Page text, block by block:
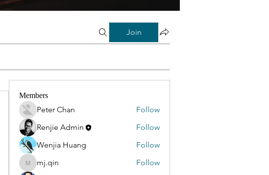
Join
Members
Peter Chan
Follow
Renjie Admin
Follow
Wenjia Huang
Follow
mj.qin
mj.qin
Follow